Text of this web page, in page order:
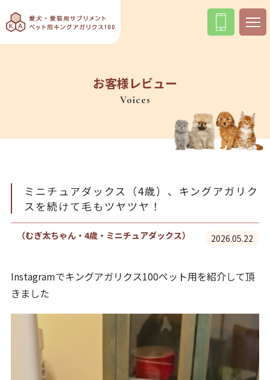
お客様レビュー
Voices
ミニチュアダックス（4歳）、キングアガリク
スを続けて毛もツヤツヤ！
（むぎ太ちゃん・4歳・ミニチュアダックス） 2026.05.22
Instagramでキングアガリクス100ペット用を紹介して頂
きました